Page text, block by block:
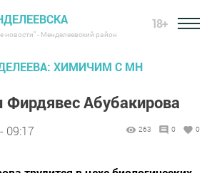
новости" - Менделеевский район
18+
ХИМИЧИМ С МН
Абубакирова
09:17 263 0 0